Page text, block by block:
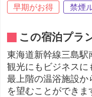
早期がお得
禁煙
この宿泊プラ
東海道新幹線三島
観光にもビジネスに
最上階の温浴施設
を望むことができま